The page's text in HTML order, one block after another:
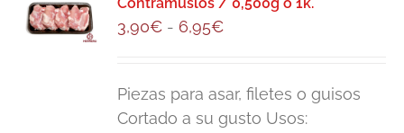
Las
pueden
elegir
Contramuslos / 0,500g ó 1k.
3,90€ - 6,95€Rango
desde
3,90€
Piezas para asar, filetes o guisos
Cortado a su gusto Usos: